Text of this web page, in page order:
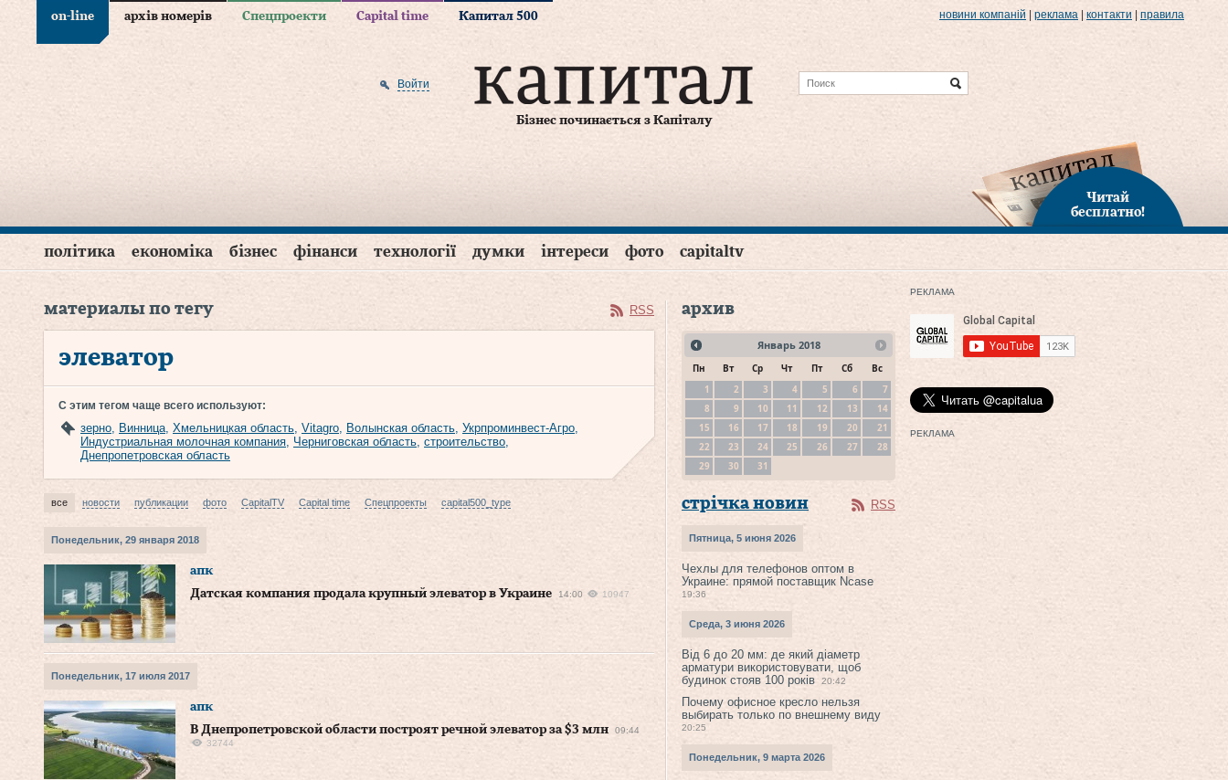
on-line архів номерів Спецпроекти Capital time Капитал 500 новини компаній реклама контакти правила
Бізнес починається з Капіталу
Войти
Читай
бесплатно!
політика економіка бізнес фінанси технології думки інтереси фото capitaltv
материалы по тегу RSS
элеватор
С этим тегом чаще всего используют:
зерно, Винница, Хмельницкая область, Vitagro, Волынская область, Укрпроминвест-Агро,
Индустриальная молочная компания, Черниговская область, строительство,
Днепропетровская область
все новости публикации фото CapitalTV Capital time Спецпроекты capital500_type
Понедельник, 29 января 2018
апк
Датская компания продала крупный элеватор в Украине
14:00 10947
Понедельник, 17 июля 2017
апк
В Днепропетровской области построят речной элеватор за $3 млн
09:44
32744
архив
Январь 2018
Пн Вт Ср Чт Пт Сб
Вс
1
2 3 4 5 6
7
8
9 10 11 12 13
14
15
16 17 18 19 20
21
22
23 24 25 26 27
28
29
30 31
стрічка новин RSS
Пятница, 5 июня 2026
Чехлы для телефонов оптом в
Украине: прямой поставщик Ncase
19:36
Среда, 3 июня 2026
Від 6 до 20 мм: де який діаметр
арматури використовувати, щоб
будинок стояв 100 років
20:42
Почему офисное кресло нельзя
выбирать только по внешнему виду
20:25
Понедельник, 9 марта 2026
РЕКЛАМА
РЕКЛАМА